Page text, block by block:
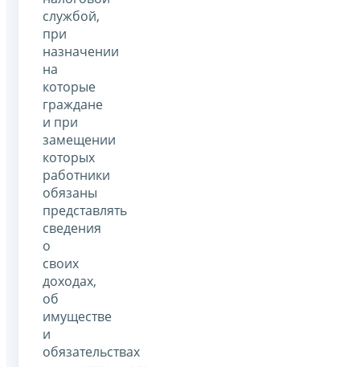
службой,
при
назначении
на
которые
граждане
и при
замещении
которых
работники
обязаны
представлять
сведения
о
своих
доходах,
об
имуществе
и
обязательствах